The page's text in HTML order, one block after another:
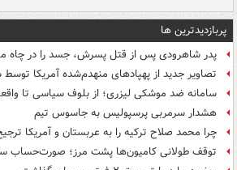
پربازدیدترین ها
پدر شاهرودی پس از قتل پسرش، جسد را در چاه
تصاویر جدید از پهپادهای منهدم‌شده آمریکا توسط
سامانه ضد موشکی لیزری؛ از بلوف سیاسی تا
هشدار سرمربی پرسپولیس به جاسوس تیم
چرا محمد صلاح ترکیه را به عربستان و آمریکا
توقف طولانی کامیون‌ها پشت مرز؛ صورت‌حساب